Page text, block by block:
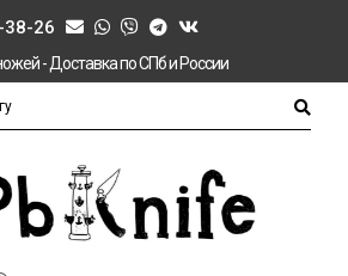
38-26
- Доставка по СПб и России